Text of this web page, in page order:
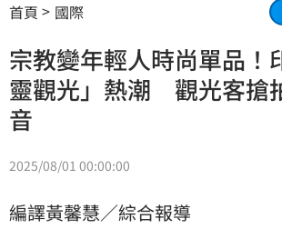
首頁 國際
宗教變年輕人時尚單品！
靈觀光」熱潮 觀光客搶
音
2025/08/01 00:00:00
編譯黃馨慧／綜合報導